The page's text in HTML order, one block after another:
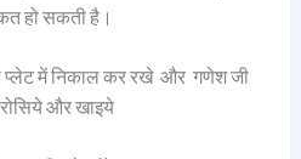
हो सकती है।
में निकाल कर रखे और गणेश जी
और खाइये